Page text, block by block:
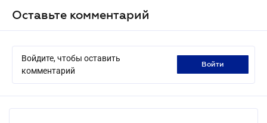
Оставьте комментарий
Войдите, чтобы оставить
комментарий
войти